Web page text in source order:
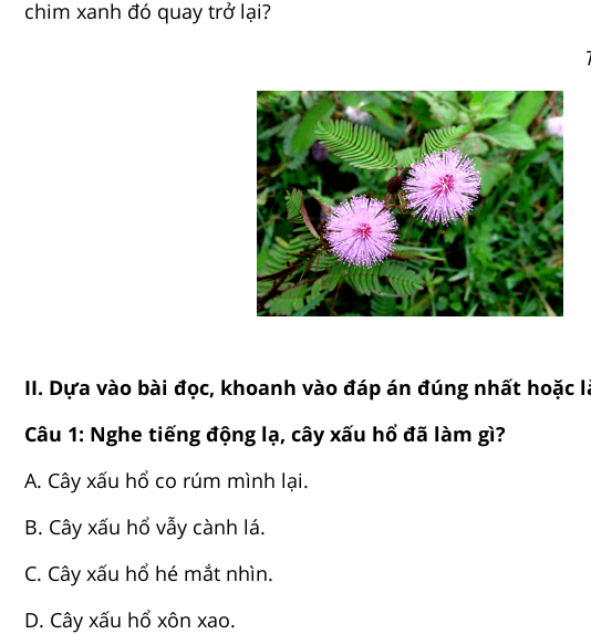
chim xanh đó quay trở lại?
II. Dựa vào bài đọc, khoanh vào đáp án đúng nhất hoặc
Câu 1: Nghe tiếng động lạ, cây xấu hổ đã làm gì?
A. Cây xấu hổ co rúm mình lại.
B. Cây xấu hổ vẫy cành lá.
C. Cây xấu hổ hé mắt nhìn.
D. Cây xấu hổ xôn xao.